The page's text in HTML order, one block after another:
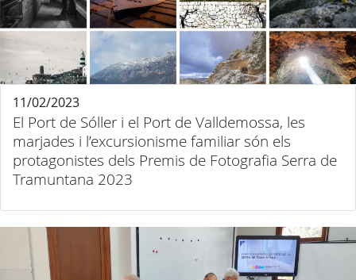
El Port de Sóller i el Port de Valldemossa, les
marjades i l’excursionisme familiar són els
protagonistes dels Premis de Fotografia Serra de
Tramuntana 2023
11/02/2023